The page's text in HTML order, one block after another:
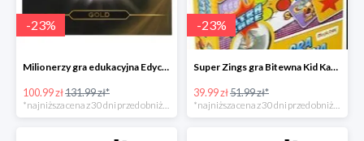
-23%
Milionerzy gra edukacyjna Edycja Gold w super cenie w Empiku Premium
100.99 zł131.99 zł*
*najniższa cena z 30 dni przed obniżką
-23%
Super Zings gra Bitewna Kid Kazom w super cenie w Empiku Premium
39.99 zł51.99 zł*
*najniższa cena z 30 dni przed obniżką